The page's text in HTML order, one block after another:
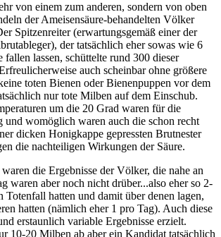
von einem zum anderen, sondern von oben
der Ameisensäure-behandelten Völker
Spitzenreiter (erwartungsgemäß einer der
der tatsächlich eher sowas wie 6
fallen lassen, schüttelte rund 300 dieser
auch scheinbar ohne größere
toten Bienen oder Bienenpuppen vor dem
nur tote Milben auf dem Einschub.
um die 20 Grad waren für die
und womöglich waren auch die schon recht
dicken Honigkappe gepressten Brutnester
die nachteiligen Wirkungen der Säure.
die Ergebnisse der Völker, die nahe an
waren aber noch nicht drüber...also eher so 2-
hatten und damit über denen lagen,
hatten (nämlich eher 1 pro Tag). Auch diese
erstaunlich variable Ergebnisse erzielt.
10-20 Milben ab aber ein Kandidat tatsächlich